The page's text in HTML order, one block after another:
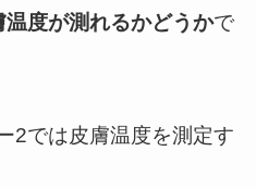
度が測れるかどうかで
2では皮膚温度を測定す